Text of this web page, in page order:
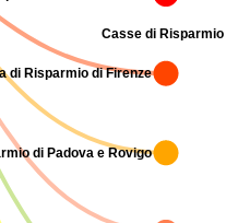
di Padova e Rovigo
di Risparmio di Firenze
Casse di